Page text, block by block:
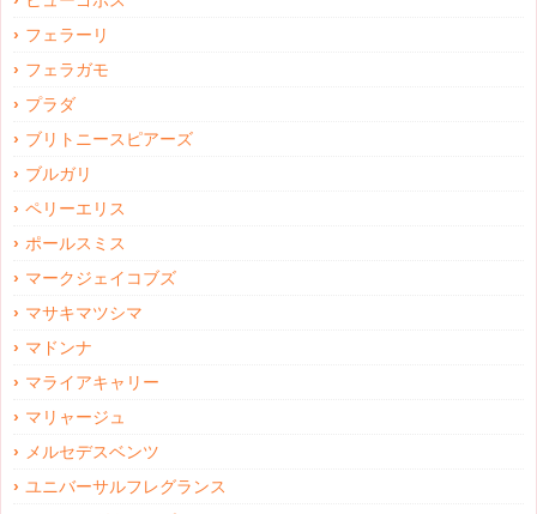
フェラーリ
フェラガモ
プラダ
ブリトニースピアーズ
ブルガリ
ペリーエリス
ポールスミス
マークジェイコブズ
マサキマツシマ
マドンナ
マライアキャリー
マリャージュ
メルセデスベンツ
ユニバーサルフレグランス